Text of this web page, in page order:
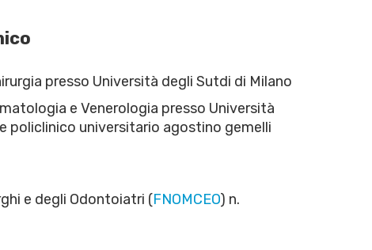
presso Università degli Sutdi di Milano
e Venerologia presso Università
policlinico universitario agostino gemelli
e degli Odontoiatri (FNOMCEO) n.